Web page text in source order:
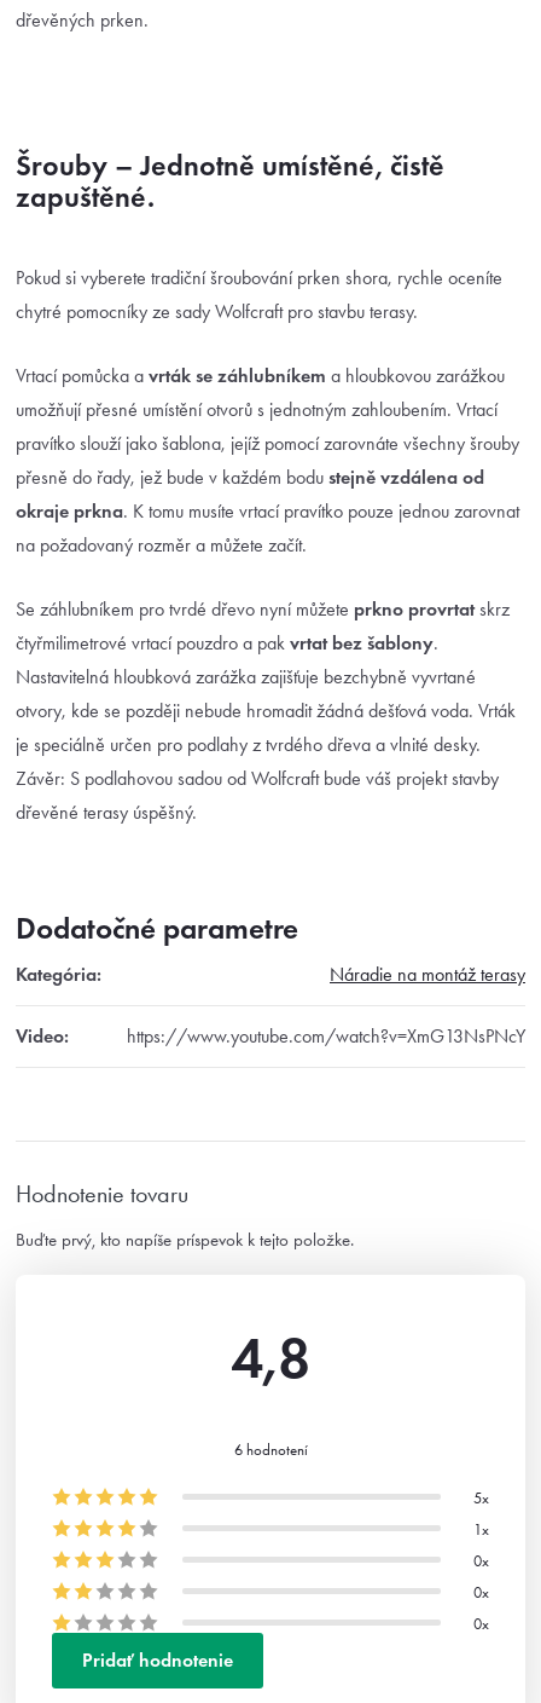
dřevěných prken.
Šrouby – Jednotně umístěné, čistě
zapuštěné.
Pokud si vyberete tradiční šroubování prken shora, rychle oceníte
chytré pomocníky ze sady Wolfcraft pro stavbu terasy.
Vrtací pomůcka a vrták se záhlubníkem a hloubkovou zarážkou
umožňují přesné umístění otvorů s jednotným zahloubením. Vrtací
pravítko slouží jako šablona, jejíž pomocí zarovnáte všechny šrouby
přesně do řady, jež bude v každém bodu stejně vzdálena od
okraje prkna. K tomu musíte vrtací pravítko pouze jednou zarovnat
na požadovaný rozměr a můžete začít.
Se záhlubníkem pro tvrdé dřevo nyní můžete prkno provrtatskrz
čtyřmilimetrové vrtací pouzdro a pak vrtat bez šablony.
Nastavitelná hloubková zarážka zajišťuje bezchybně vyvrtané
otvory, kde se později nebude hromadit žádná dešťová voda. Vrták
je speciálně určen pro podlahy z tvrdého dřeva a vlnité desky.
Závěr: S podlahovou sadou od Wolfcraft bude váš projekt stavby
dřevěné terasy úspěšný.
Dodatočné parametre
Kategória: Náradie na montáž terasy
Video: https://www.youtube.com/watch?v=XmG13NsPNcY
Hodnotenie tovaru
Buďte prvý, kto napíše príspevok k tejto položke.
4,8
hodnotenie
produktu
je
6 hodnotení
5x
1x
0x
0x
0x
Pridať hodnotenie